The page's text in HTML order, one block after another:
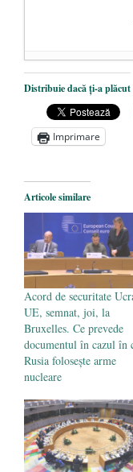
Dezvăluiri
Zelensky
Statul care
Legea
poetului
- 16 aprilie
Distribuie dacă ți-a plăcut
Imprimare
Articole similare
Acord de securitate
UE, semnat, joi, la
Bruxelles. Ce prevede
documentul în cazul în
Rusia folosește arme
nucleare